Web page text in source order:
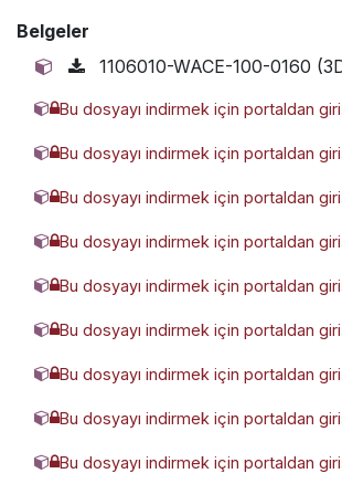
Belgeler
1106010-WACE-100-0160
Bu dosyayı indirmek için portaldan
3277827-WACE-100-0300
Bu dosyayı indirmek için portaldan
6066211-WACE-100-0200
Bu dosyayı indirmek için portaldan
6078015-WACE-100-0100
Bu dosyayı indirmek için portaldan
7082493-WACE-100-0050
Bu dosyayı indirmek için portaldan
7769785-WACE-100-0250
Bu dosyayı indirmek için portaldan
8267535-WACE-100-0400
Bu dosyayı indirmek için portaldan
8309512-WACE-100-0500
Bu dosyayı indirmek için portaldan
WACE-100-0200 (3D).glb
Bu dosyayı indirmek için portaldan
WACE-KATALOGENpdf-